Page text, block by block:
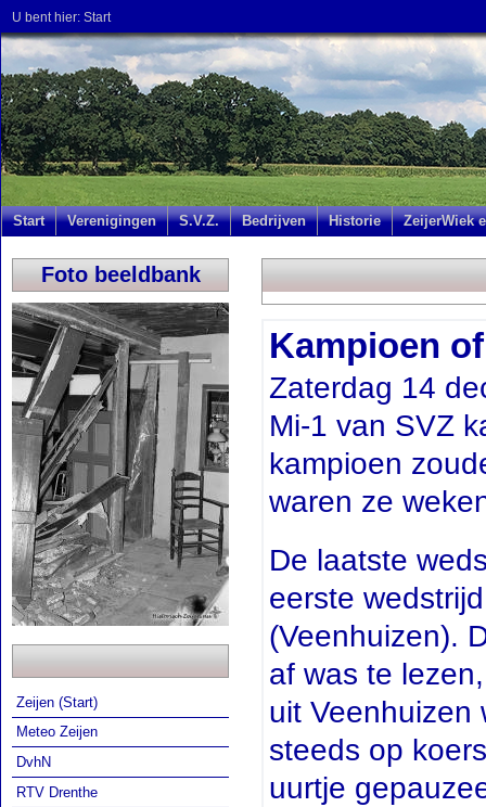
U bent hier: Start
Start Verenigingen S.V.Z. Bedrijven Historie ZeijerWiek
Foto beeldbank
Zeijen (Start)
Meteo Zeijen
DvhN
RTV Drenthe
Kampioen
Zaterdag 14
Mi-1 van SVZ
kampioen
waren ze
De laatste
eerste
(Veenhuizen).
af was te
uit Veenhuizen
steeds op
uurtje